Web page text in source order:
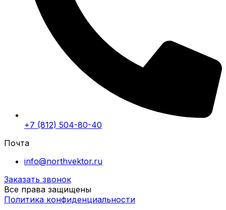
+7 (812) 504-80-40
Почта
info@northvektor.ru
Заказать звонок
Все права защищены
Политика конфиденциальности